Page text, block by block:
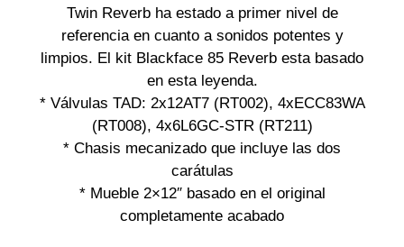
Twin Reverb ha estado a primer nivel de
referencia en cuanto a sonidos potentes y
limpios. El kit Blackface 85 Reverb esta basado
en esta leyenda.
* Válvulas TAD: 2x12AT7 (RT002), 4xECC83WA
(RT008), 4x6L6GC-STR (RT211)
* Chasis mecanizado que incluye las dos
carátulas
* Mueble 2×12″ basado en el original
completamente acabado